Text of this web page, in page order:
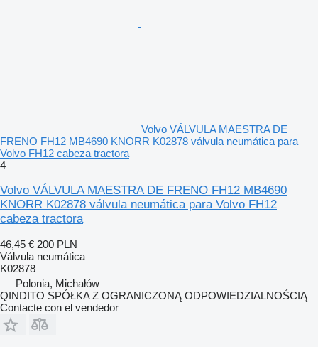
Volvo VÁLVULA MAESTRA DE
FRENO FH12 MB4690 KNORR K02878 válvula neumática para
Volvo FH12 cabeza tractora
4
Volvo VÁLVULA MAESTRA DE FRENO FH12 MB4690
KNORR K02878 válvula neumática para Volvo FH12
cabeza tractora
46,45 € 200 PLN
Válvula neumática
K02878
Polonia, Michałów
QINDITO SPÓŁKA Z OGRANICZONĄ ODPOWIEDZIALNOŚCIĄ
Contacte con el vendedor